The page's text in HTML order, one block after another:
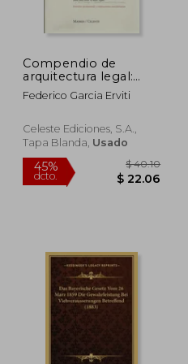
dcto.
Compendio de
arquitectura legal:
derecho profesional y
valoraciones
Federico Garcia Erviti
Celeste Ediciones, S.a.,
Tapa Blanda, Usado